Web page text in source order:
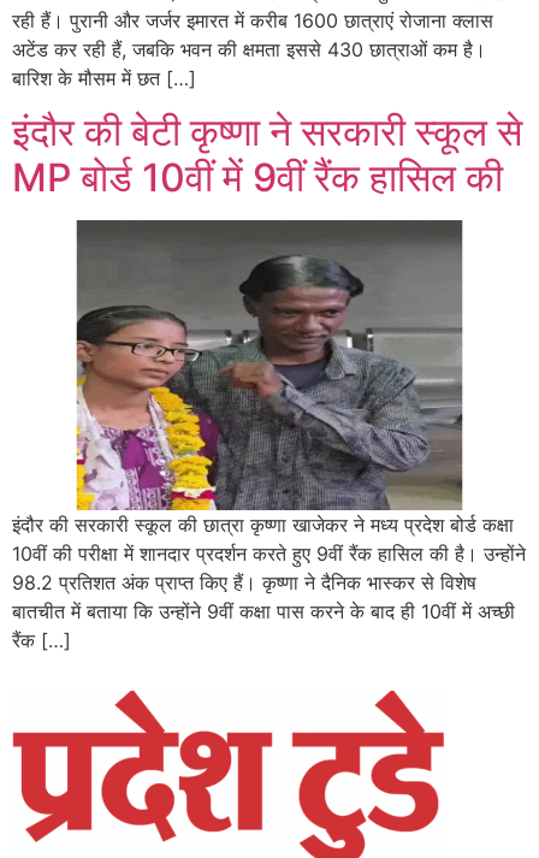
रही हैं। पुरानी और जर्जर इमारत में करीब 1600 छात्राएं रोजाना क्लास
अटेंड कर रही हैं, जबकि भवन की क्षमता इससे 430 छात्राओं कम है।
बारिश के मौसम में छत […]
इंदौर की बेटी कृष्णा ने सरकारी स्कूल से
MP बोर्ड 10वीं में 9वीं रैंक हासिल की
इंदौर की सरकारी स्कूल की छात्रा कृष्णा खाजेकर ने मध्य प्रदेश बोर्ड कक्षा
10वीं की परीक्षा में शानदार प्रदर्शन करते हुए 9वीं रैंक हासिल की है। उन्होंने
98.2 प्रतिशत अंक प्राप्त किए हैं। कृष्णा ने दैनिक भास्कर से विशेष
बातचीत में बताया कि उन्होंने 9वीं कक्षा पास करने के बाद ही 10वीं में अच्छी
रैंक […]